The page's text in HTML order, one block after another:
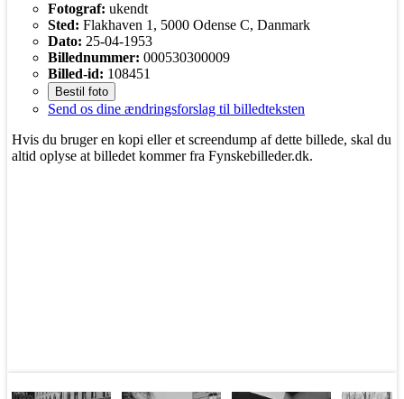
Fotograf: ukendt
Sted: Flakhaven 1, 5000 Odense C, Danmark
Dato: 25-04-1953
Billednummer: 000530300009
Billed-id: 108451
Bestil foto
Send os dine ændringsforslag til billedteksten
Hvis du bruger en kopi eller et screendump af dette billede, skal du
altid oplyse at billedet kommer fra Fynskebilleder.dk.